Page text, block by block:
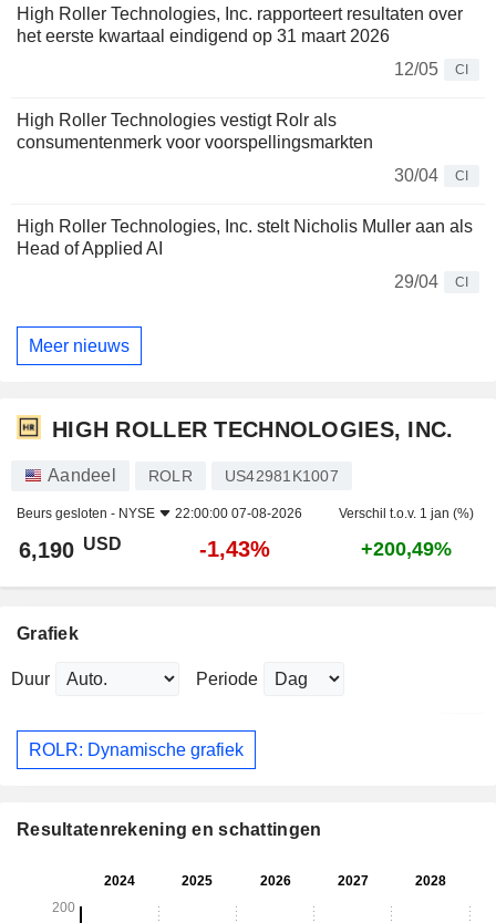
High Roller Technologies, Inc. rapporteert resultaten over
het eerste kwartaal eindigend op 31 maart 2026
12/05
CI
High Roller Technologies vestigt Rolr als
consumentenmerk voor voorspellingsmarkten
30/04
CI
High Roller Technologies, Inc. stelt Nicholis Muller aan als
Head of Applied AI
29/04
CI
Meer nieuws
HIGH ROLLER TECHNOLOGIES, INC.
Aandeel ROLR US42981K1007
Beurs gesloten - NYSE 22:00:00 07-08-2026 Verschil t.o.v. 1 jan (%)
6,190 USD -1,43% +200,49%
Grafiek
Duur Periode
ROLR: Dynamische grafiek
Resultatenrekening en schattingen